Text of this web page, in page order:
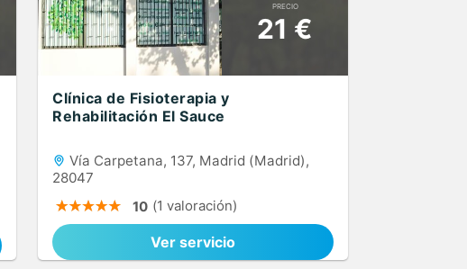
PRECIO
21 €
Clínica de Fisioterapia y
Rehabilitación El Sauce
Vía Carpetana, 137, Madrid (Madrid),
28047
10 (1 valoración)
Ver servicio